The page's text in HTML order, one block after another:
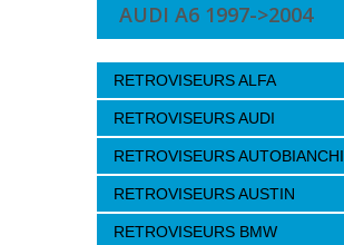
AUDI A6 1997->2004
RETROVISEURS ALFA
RETROVISEURS AUDI
RETROVISEURS AUTOBIANCHI
RETROVISEURS AUSTIN
RETROVISEURS BMW